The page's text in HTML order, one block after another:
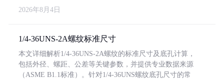
2026年8月4日
1/4-36UNS-2A螺纹标准尺寸
本文详细解析1/4-36UNS-2A螺纹的标准尺寸及底孔计算，
包括外径、螺距、公差等关键参数，并提供专业数据来源
（ASME B1.1标准）。针对1/4-36UNS螺纹底孔尺寸的常